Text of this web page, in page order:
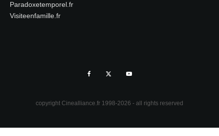
Paradoxetemporel.fr
Visiteenfamille.fr
copyright Cinealliance.fr 1998-2026 - all rights reserved